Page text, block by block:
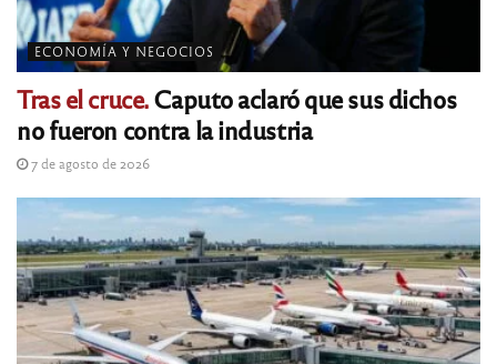
ECONOMÍA Y NEGOCIOS
Tras el cruce.Caputo aclaró que sus dichos
no fueron contra la industria
7 de agosto de 2026